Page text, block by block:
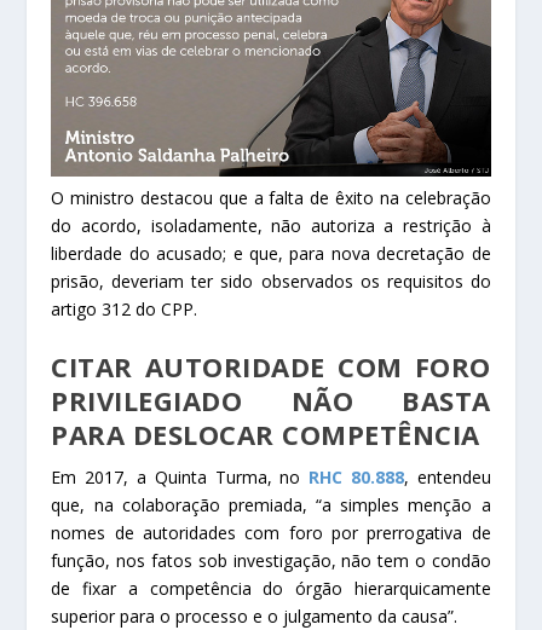
O ministro destacou que a falta de êxito na celebração
do acordo, isoladamente, não autoriza a restrição à
liberdade do acusado; e que, para nova decretação de
prisão, deveriam ter sido observados os requisitos do
artigo 312 do CPP.
CITAR AUTORIDADE COM FORO
PRIVILEGIADO NÃO BASTA
PARA DESLOCAR COMPETÊNCIA
Em 2017, a Quinta Turma, no RHC 80.888, entendeu
que, na colaboração premiada, “a simples menção a
nomes de autoridades com foro por prerrogativa de
função, nos fatos sob investigação, não tem o condão
de fixar a competência do órgão hierarquicamente
superior para o processo e o julgamento da causa”.